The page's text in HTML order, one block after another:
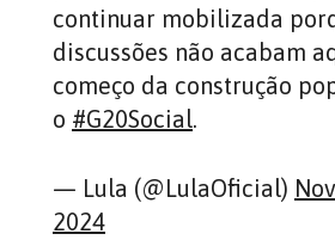
continuar mobilizada
discussões não acabam
começo da construção
o #G20Social.
— Lula (@LulaOficial)
2024